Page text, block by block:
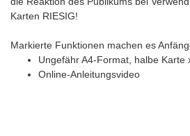
Karten RIESIG!
Markierte Funktionen machen es
Ungefähr A4-Format, halbe Karte
Online-Anleitungsvideo